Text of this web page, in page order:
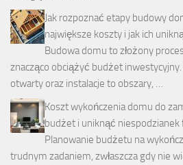
Jak rozpoznać etapy budowy
największe koszty i jak ich
Budowa domu to złożony
znacząco obciążyć budżet
otwarty oraz instalacje to obszary, …
Koszt wykończenia domu do
budżet i uniknąć niespodzianek
Planowanie budżetu na
trudnym zadaniem, zwłaszcza gdy nie